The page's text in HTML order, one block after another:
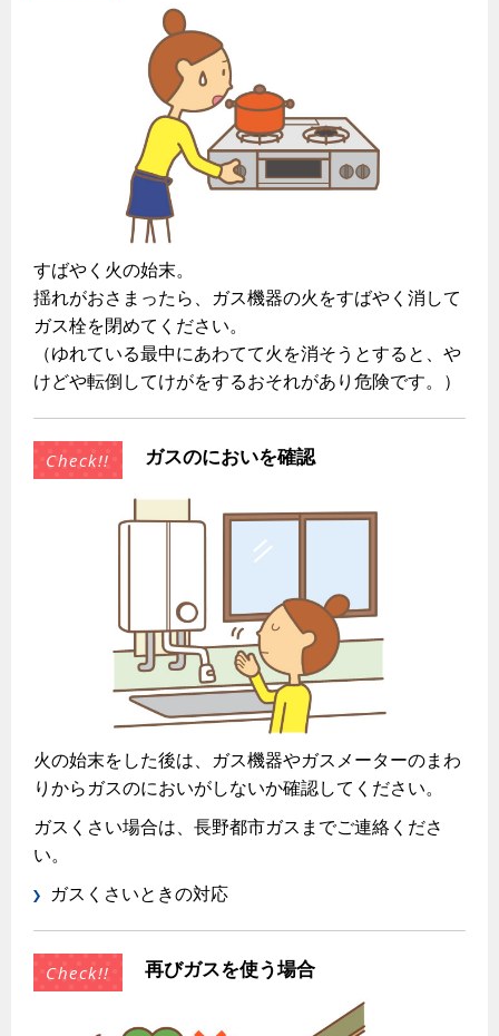
ガス工事について
ガス工事に関する約款・委託要件・内管工事見積単価表
新しく都市ガスをご利用したい方へ
道路・敷地内で工事をされる皆さまへ
ガスを安全にお使いいただくために
安全対策
ガスメーターの役割と安全機能
古くなったガス管の交換のおすすめ
正しい接続で安全に
保安体制について
ガス設備安全点検について
各種手続き
お引越しのときには
ガス使用停止のご案内
インターネット受付
すばやく火の始末。
揺れがおさまったら、ガス機器の火をすばやく消して
ガス栓を閉めてください。
（ゆれている最中にあわてて火を消そうとすると、や
けどや転倒してけがをするおそれがあり危険です。）
ガスのにおいを確認
火の始末をした後は、ガス機器やガスメーターのまわ
りからガスのにおいがしないか確認してください。
ガスくさい場合は、長野都市ガスまでご連絡くださ
い。
ガスくさいときの対応
再びガスを使う場合